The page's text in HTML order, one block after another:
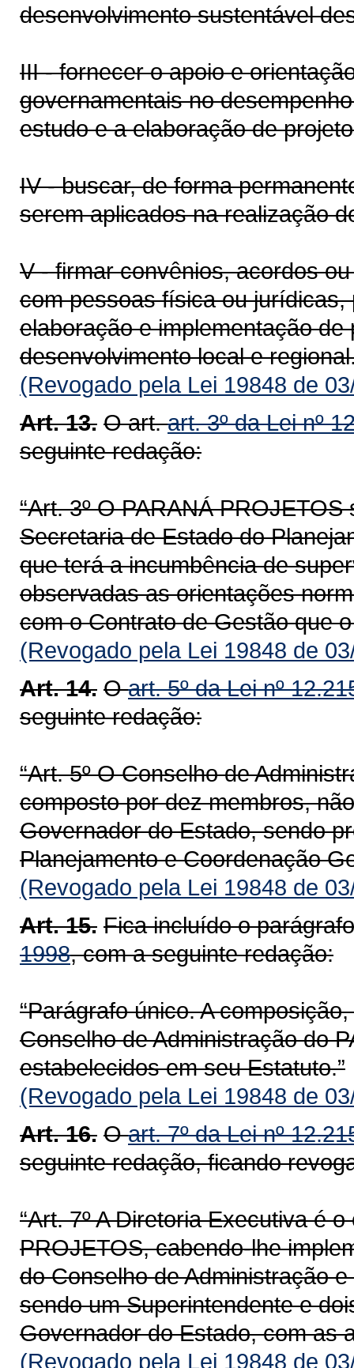
desenvolvimento sustentável
III - fornecer o apoio e
governamentais no
estudo e a elaboração de
IV - buscar, de forma
serem aplicados na realização
V - firmar convênios, acordos
com pessoas física ou
elaboração e implementação
desenvolvimento local e
(Revogado pela Lei 19848 de
Art. 13. O art.art. 3º da Lei nº
seguinte redação:
“Art. 3º O PARANÁ
Secretaria de Estado do
que terá a incumbência de
observadas as orientações
com o Contrato de Gestão que
(Revogado pela Lei 19848 de
Art. 14. Oart. 5º da Lei nº
seguinte redação:
“Art. 5º O Conselho de
composto por dez membros,
Governador do Estado, sendo
Planejamento e Coordenação
(Revogado pela Lei 19848 de
Art. 15. Fica incluído o
1998, com a seguinte redação:
“Parágrafo único. A
Conselho de Administração do
estabelecidos em seu Estatuto.”
(Revogado pela Lei 19848 de
Art. 16. Oart. 7º da Lei nº
seguinte redação, ficando
“Art. 7º A Diretoria Executiva é
PROJETOS, cabendo-lhe
do Conselho de Administração
sendo um Superintendente e
Governador do Estado, com as
(Revogado pela Lei 19848 de